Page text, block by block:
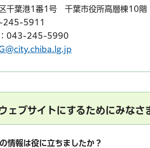
千葉港1番1号 千葉市役所高層棟10階
245-5911
：043-245-5990
ェブサイトにするためにみな
情報は役に立ちましたか？